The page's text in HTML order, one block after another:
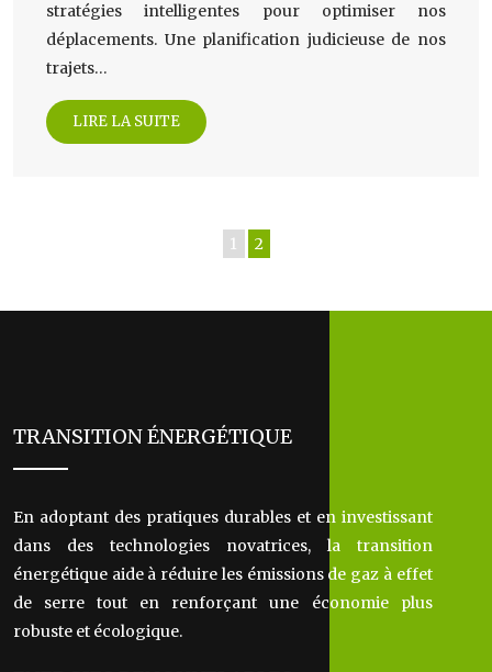
stratégies intelligentes pour optimiser nos
déplacements. Une planification judicieuse de nos
trajets…
LIRE LA SUITE
1 2
TRANSITION ÉNERGÉTIQUE
En adoptant des pratiques durables et en investissant
dans des technologies novatrices, la transition
énergétique aide à réduire les émissions de gaz à effet
de serre tout en renforçant une économie plus
robuste et écologique.